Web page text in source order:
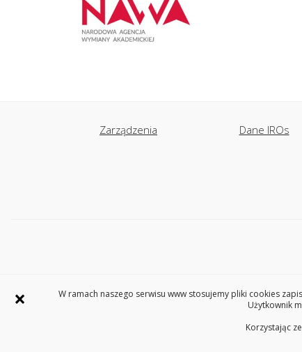
×
W ramach naszego serwisu www stosujemy pliki cookies
Użytkownik
Korzystając
Zarządzenia Dane IROs